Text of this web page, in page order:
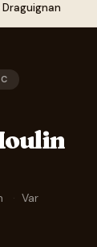
· Var